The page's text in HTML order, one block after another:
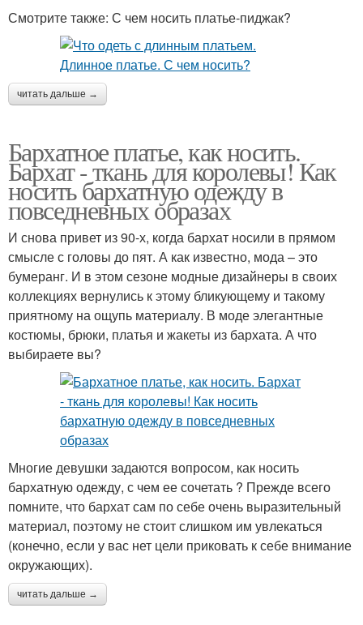
Смотрите также: С чем носить платье-пиджак?
читать дальше →
Бархатное платье, как носить.
Бархат - ткань для королевы! Как
носить бархатную одежду в
повседневных образах
И снова привет из 90-х, когда бархат носили в прямом
смысле с головы до пят. А как известно, мода – это
бумеранг. И в этом сезоне модные дизайнеры в своих
коллекциях вернулись к этому бликующему и такому
приятному на ощупь материалу. В моде элегантные
костюмы, брюки, платья и жакеты из бархата. А что
выбираете вы?
Многие девушки задаются вопросом, как носить
бархатную одежду, с чем ее сочетать ? Прежде всего
помните, что бархат сам по себе очень выразительный
материал, поэтому не стоит слишком им увлекаться
(конечно, если у вас нет цели приковать к себе внимание
окружающих).
читать дальше →